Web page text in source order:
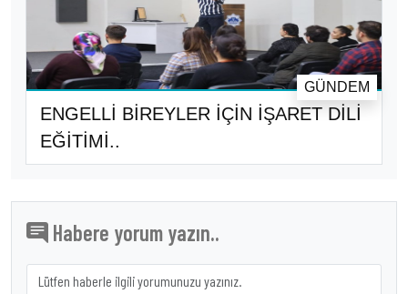
ENGELLİ BİREYLER İÇİN İŞARET DİLİ
EĞİTİMİ..
GÜNDEM
Habere yorum yazın..